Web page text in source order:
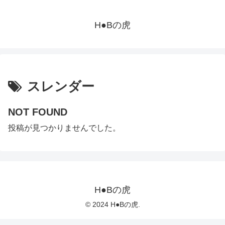
H●Bの虎
スレンダー
NOT FOUND
投稿が見つかりませんでした。
H●Bの虎
© 2024 H●Bの虎.